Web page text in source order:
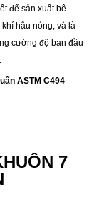
để sản xuất bê
hậu nóng, và là
cường độ ban đầu
ASTM C494
7